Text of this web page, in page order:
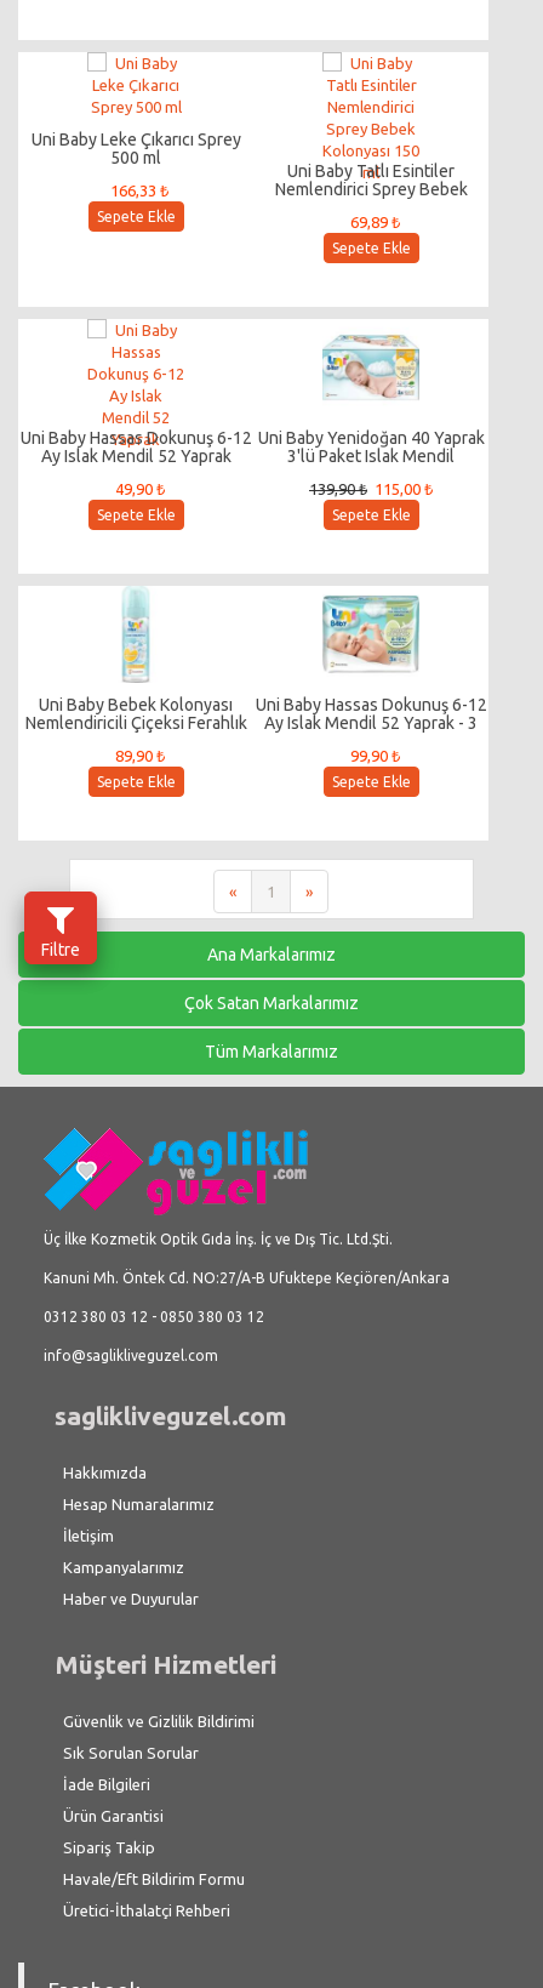
Uni Baby Leke Çıkarıcı Sprey
500 ml
166,33 ₺
Sepete Ekle
Uni Baby Tatlı Esintiler
Nemlendirici Sprey Bebek
69,89 ₺
Sepete Ekle
Uni Baby Hassas Dokunuş 6-12
Ay Islak Mendil 52 Yaprak
49,90 ₺
Sepete Ekle
Uni Baby Yenidoğan 40 Yaprak
3'lü Paket Islak Mendil
139,90 ₺ 115,00 ₺
Sepete Ekle
Uni Baby Bebek Kolonyası
Nemlendiricili Çiçeksi Ferahlık
89,90 ₺
Sepete Ekle
Uni Baby Hassas Dokunuş 6-12
Ay Islak Mendil 52 Yaprak - 3
99,90 ₺
Sepete Ekle
« 1 »
Filtre Ana Markalarımız
Çok Satan Markalarımız
Tüm Markalarımız
Üç İlke Kozmetik Optik Gıda İnş. İç ve Dış Tic. Ltd.Şti.
Kanuni Mh. Öntek Cd. NO:27/A-B Ufuktepe Keçiören/Ankara
0312 380 03 12 - 0850 380 03 12
info@saglikliveguzel.com
saglikliveguzel.com
Hakkımızda
Hesap Numaralarımız
İletişim
Kampanyalarımız
Haber ve Duyurular
Müşteri Hizmetleri
Güvenlik ve Gizlilik Bildirimi
Sık Sorulan Sorular
İade Bilgileri
Ürün Garantisi
Sipariş Takip
Havale/Eft Bildirim Formu
Üretici-İthalatçi Rehberi